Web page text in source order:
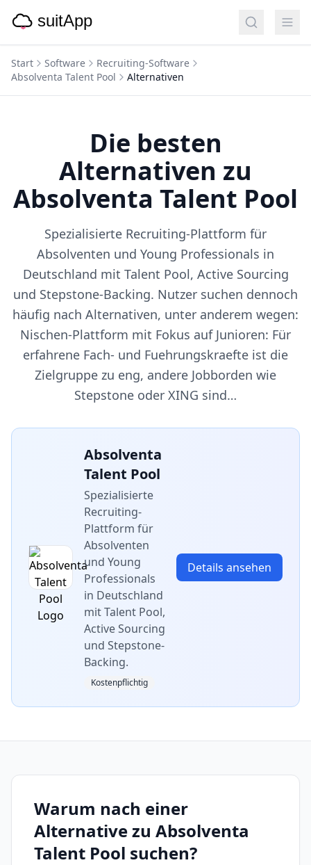
Start Software
Recruiting-Software
Absolventa Talent Pool
Alternativen
Die besten
Alternativen zu
Absolventa Talent Pool
Spezialisierte Recruiting-Plattform für
Absolventen und Young Professionals in
Deutschland mit Talent Pool, Active Sourcing
und Stepstone-Backing. Nutzer suchen dennoch
häufig nach Alternativen, unter anderem wegen:
Nischen-Plattform mit Fokus auf Junioren: Für
erfahrene Fach- und Fuehrungskraefte ist die
Zielgruppe zu eng, andere Jobborden wie
Stepstone oder XING sind…
Absolventa
Talent Pool
Spezialisierte
Recruiting-
Plattform für
Absolventen
und Young
Professionals
in Deutschland
mit Talent Pool,
Active Sourcing
und Stepstone-
Backing.
Kostenpflichtig
Details ansehen
Warum nach einer
Alternative zu Absolventa
Talent Pool suchen?